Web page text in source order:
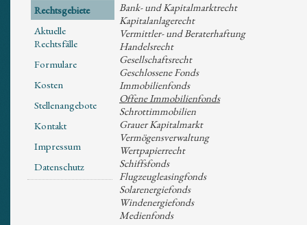
Rechtsgebiete
Aktuelle
Rechtsfälle
Formulare
Kosten
Stellenangebote
Kontakt
Impressum
Datenschutz
Bank- und Kapitalmarktrecht
Kapitalanlagerecht
Vermittler- und Beraterhaftung
Handelsrecht
Gesellschaftsrecht
Geschlossene Fonds
Immobilienfonds
Offene Immobilienfonds
Schrottimmobilien
Grauer Kapitalmarkt
Vermögensverwaltung
Wertpapierrecht
Schiffsfonds
Flugzeugleasingfonds
Solarenergiefonds
Windenergiefonds
Medienfonds